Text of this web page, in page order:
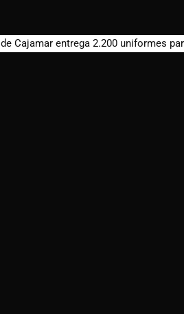
Cajamar entrega 2.200 uniformes